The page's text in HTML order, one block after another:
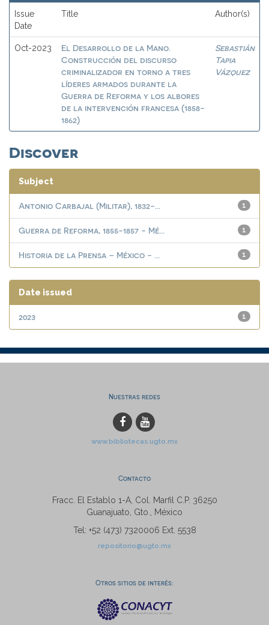
Issue
Date
Title Author(s)
Oct-2023
El Desarrollo de la Mano.
Construcción del discurso
criminalizador en torno a tres
líderes armados durante la
Guerra de Reforma y los albores
de la intervención francesa (1858-
1862)
Sebastián
Tapia
Vázquez
Discover
Subject
1
Antonio Carbajal (Militar), 1832-...
1
Guerra de Reforma, 1855-1857 - Mé...
1
Historia de la Prensa – México - ...
Date issued
1
2023
Nuestras redes
www.bibliotecas.ugto.mx
Contacto
Fracc. El Establo 1-A, Col. Marfil C.P. 36250
Guanajuato, Gto., México
Tel: +52 (473) 7320006 Ext. 5538
repositorio@ugto.mx
Otros sitios de interés: